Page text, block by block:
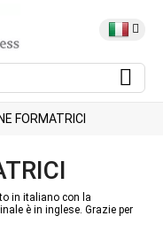
FORMATRICI
in italiano con la
è in inglese. Grazie per